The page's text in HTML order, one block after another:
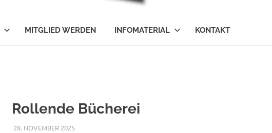
MITGLIED WERDEN INFOMATERIAL KONTAKT
Rollende Bücherei
28. NOVEMBER 2025NICOLE.BETH
ALLGEMEIN